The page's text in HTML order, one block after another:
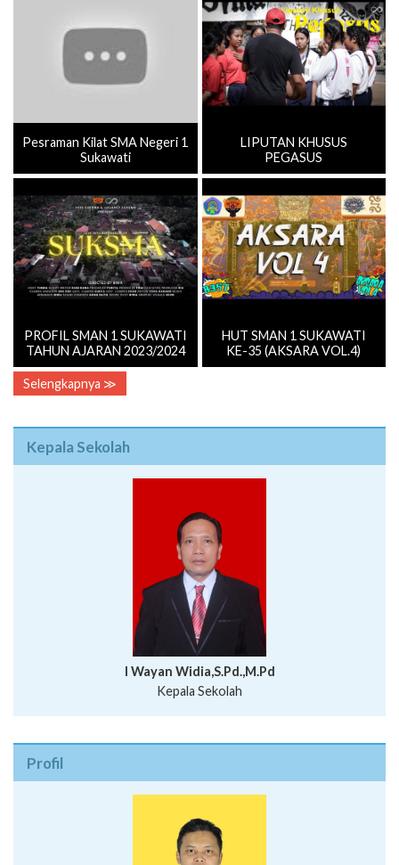
Pesraman Kilat SMA Negeri 1
Sukawati
LIPUTAN KHUSUS
PEGASUS
PROFIL SMAN 1 SUKAWATI
TAHUN AJARAN 2023/2024
HUT SMAN 1 SUKAWATI
KE-35 (AKSARA VOL.4)
Selengkapnya ≫
Kepala Sekolah
I Wayan Widia,S.Pd.,M.Pd
Kepala Sekolah
Profil